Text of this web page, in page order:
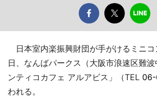
日本室内楽振興財団が手がけるミニ
日、なんばパークス（大阪市浪速区難
ンティコカフェ アルアビス」（TEL
われる。